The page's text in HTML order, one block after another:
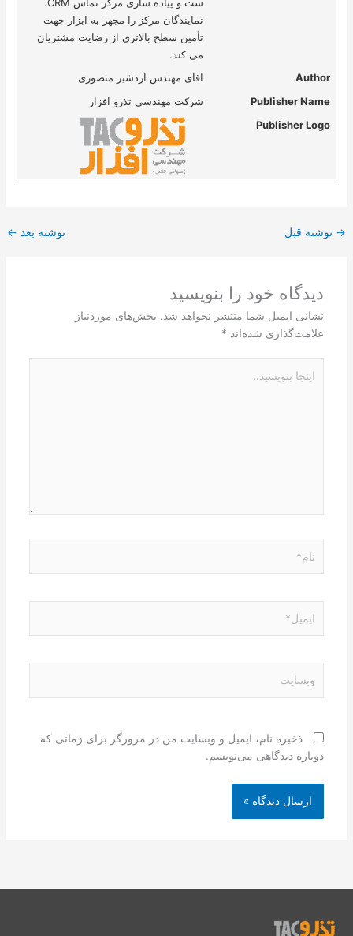
نمایندگان مرکز را مجهز به ابزار جهت
تأمین سطح بالاتری از رضایت مشتریان
می کند.
Author
اقای مهندس اردشیر منصوری
Publisher Name
شرکت مهندسی تذرو افزار
Publisher Logo
→ نوشته قبل نوشته بعد ←
دیدگاه‌ خود را بنویسید
نشانی ایمیل شما منتشر نخواهد شد. بخش‌های موردنیاز
علامت‌گذاری شده‌اند *
بنویسید..
ذخیره نام، ایمیل و وبسایت من در مرورگر برای زمانی که
دوباره دیدگاهی می‌نویسم.